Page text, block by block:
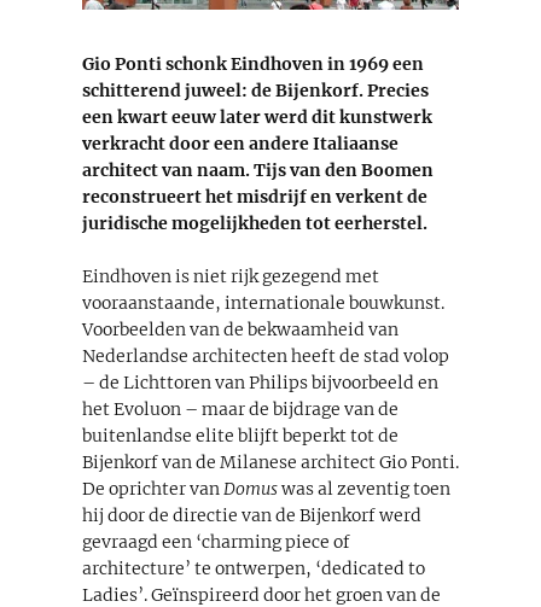
Gio Ponti schonk Eindhoven in 1969 een
schitterend juweel: de Bijenkorf. Precies
een kwart eeuw later werd dit kunstwerk
verkracht door een andere Italiaanse
architect van naam. Tijs van den Boomen
reconstrueert het misdrijf en verkent de
juridische mogelijkheden tot eerherstel.
Eindhoven is niet rijk gezegend met
vooraanstaande, internationale bouwkunst.
Voorbeelden van de bekwaamheid van
Nederlandse architecten heeft de stad volop
– de Lichttoren van Philips bijvoorbeeld en
het Evoluon – maar de bijdrage van de
buitenlandse elite blijft beperkt tot de
Bijenkorf van de Milanese architect Gio Ponti.
De oprichter van Domuswas al zeventig toen
hij door de directie van de Bijenkorf werd
gevraagd een ‘charming piece of
architecture’ te ontwerpen, ‘dedicated to
Ladies’. Geïnspireerd door het groen van de